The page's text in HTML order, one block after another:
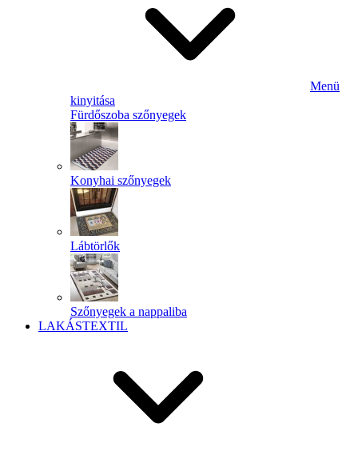
Menü
kinyitása
Fürdőszoba szőnyegek
Konyhai szőnyegek
Lábtörlők
Szőnyegek a nappaliba
LAKÁSTEXTIL